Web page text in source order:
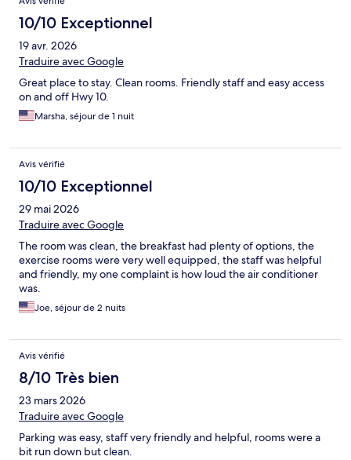
10/10 Exceptionnel
19 avr. 2026
Traduire avec Google
Great place to stay. Clean rooms. Friendly staff and easy access
on and off Hwy 10.
Marsha, séjour de 1 nuit
Avis vérifié
10/10 Exceptionnel
29 mai 2026
Traduire avec Google
The room was clean, the breakfast had plenty of options, the
exercise rooms were very well equipped, the staff was helpful
and friendly, my one complaint is how loud the air conditioner
was.
Joe, séjour de 2 nuits
Avis vérifié
8/10 Très bien
23 mars 2026
Traduire avec Google
Parking was easy, staff very friendly and helpful, rooms were a
bit run down but clean.